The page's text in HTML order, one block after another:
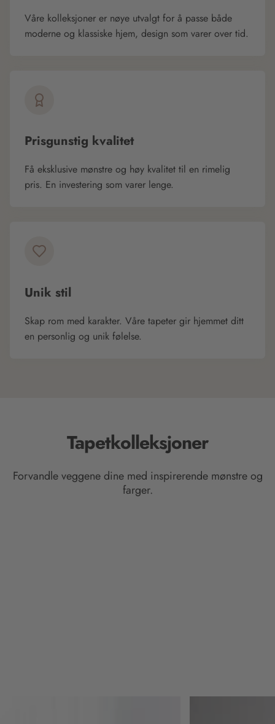
Våre kolleksjoner er nøye utvalgt for å passe både
moderne og klassiske hjem, design som varer over tid.
Prisgunstig kvalitet
Få eksklusive mønstre og høy kvalitet til en rimelig
pris. En investering som varer lenge.
Unik stil
Skap rom med karakter. Våre tapeter gir hjemmet ditt
en personlig og unik følelse.
Tapetkolleksjoner
Forvandle veggene dine med inspirerende mønstre og
farger.